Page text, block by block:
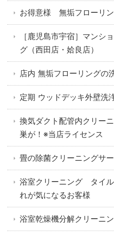
お得意様 無垢フローリ
［鹿児島市宇宿］マンシ
グ（西田店・姶良店）
店内 無垢フローリングの
定期 ウッドデッキ外壁洗
換気ダクト配管内クリー
巣が！※当店ライセンス
畳の除菌クリーニングサ
浴室クリーニング タイ
れが気になるお客様
浴室乾燥機分解クリーニ